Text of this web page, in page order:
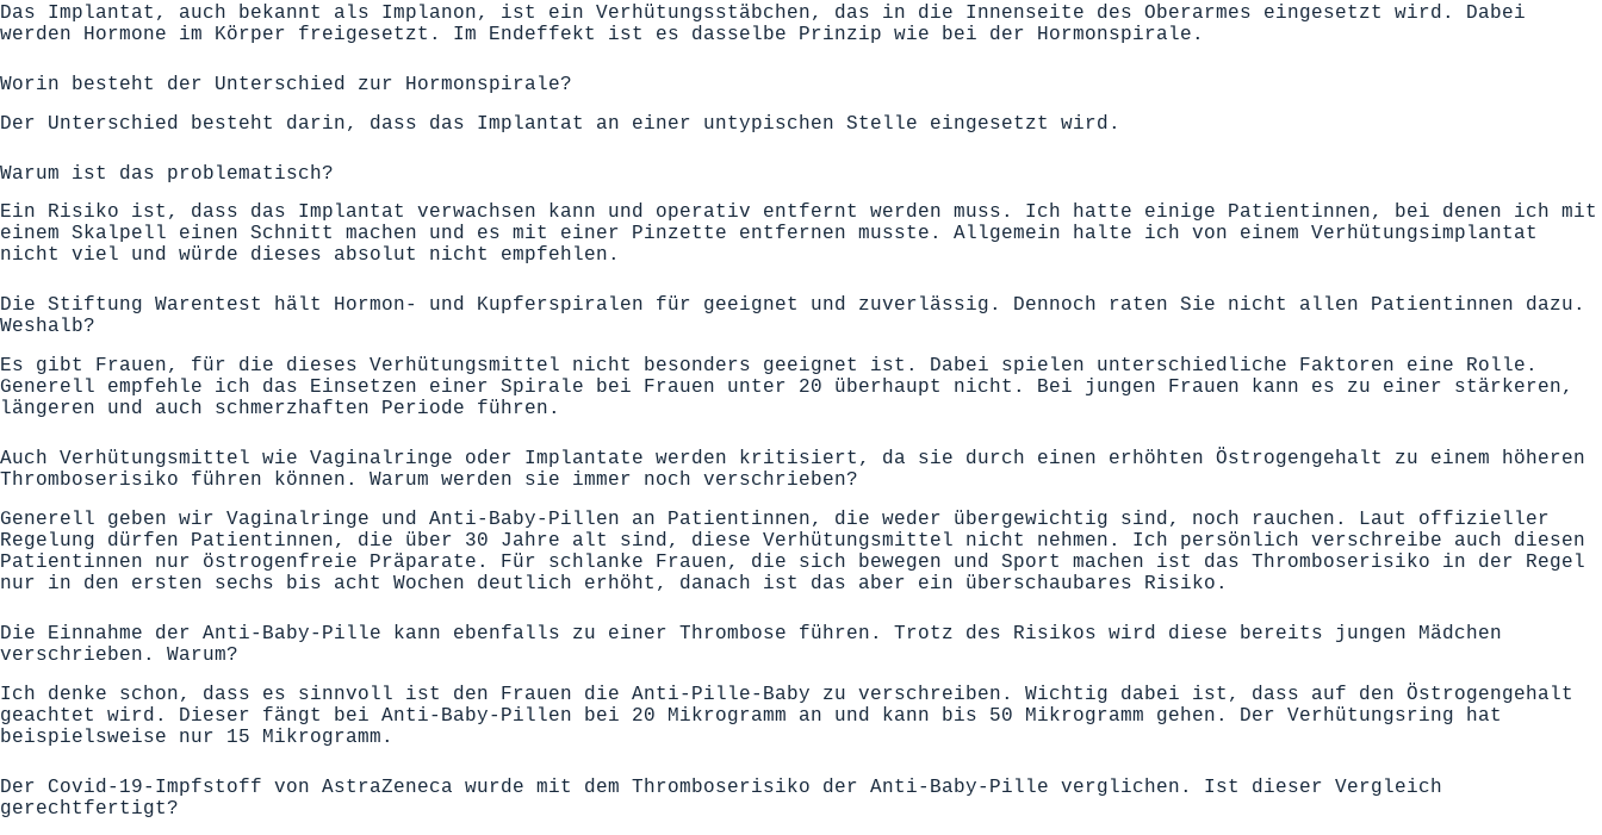
Das Implantat, auch bekannt als Implanon, ist ein Verhütungsstäbchen, das in die Innenseite des Oberarmes eingesetzt wird. Dabei
werden Hormone im Körper freigesetzt. Im Endeffekt ist es dasselbe Prinzip wie bei der Hormonspirale.
Worin besteht der Unterschied zur Hormonspirale?
Der Unterschied besteht darin, dass das Implantat an einer untypischen Stelle eingesetzt wird.
Warum ist das problematisch?
Ein Risiko ist, dass das Implantat verwachsen kann und operativ entfernt werden muss. Ich hatte einige Patientinnen, bei denen ich mit
einem Skalpell einen Schnitt machen und es mit einer Pinzette entfernen musste. Allgemein halte ich von einem Verhütungsimplantat
nicht viel und würde dieses absolut nicht empfehlen.
Die Stiftung Warentest hält Hormon- und Kupferspiralen für geeignet und zuverlässig. Dennoch raten Sie nicht allen Patientinnen dazu.
Weshalb?
Es gibt Frauen, für die dieses Verhütungsmittel nicht besonders geeignet ist. Dabei spielen unterschiedliche Faktoren eine Rolle.
Generell empfehle ich das Einsetzen einer Spirale bei Frauen unter 20 überhaupt nicht. Bei jungen Frauen kann es zu einer stärkeren,
längeren und auch schmerzhaften Periode führen.
Auch Verhütungsmittel wie Vaginalringe oder Implantate werden kritisiert, da sie durch einen erhöhten Östrogengehalt zu einem höheren
Thromboserisiko führen können. Warum werden sie immer noch verschrieben?
Generell geben wir Vaginalringe und Anti-Baby-Pillen an Patientinnen, die weder übergewichtig sind, noch rauchen. Laut offizieller
Regelung dürfen Patientinnen, die über 30 Jahre alt sind, diese Verhütungsmittel nicht nehmen. Ich persönlich verschreibe auch diesen
Patientinnen nur östrogenfreie Präparate. Für schlanke Frauen, die sich bewegen und Sport machen ist das Thromboserisiko in der Regel
nur in den ersten sechs bis acht Wochen deutlich erhöht, danach ist das aber ein überschaubares Risiko.
Die Einnahme der Anti-Baby-Pille kann ebenfalls zu einer Thrombose führen. Trotz des Risikos wird diese bereits jungen Mädchen
verschrieben. Warum?
Ich denke schon, dass es sinnvoll ist den Frauen die Anti-Pille-Baby zu verschreiben. Wichtig dabei ist, dass auf den Östrogengehalt
geachtet wird. Dieser fängt bei Anti-Baby-Pillen bei 20 Mikrogramm an und kann bis 50 Mikrogramm gehen. Der Verhütungsring hat
beispielsweise nur 15 Mikrogramm.
Der Covid-19-Impfstoff von AstraZeneca wurde mit dem Thromboserisiko der Anti-Baby-Pille verglichen. Ist dieser Vergleich
gerechtfertigt?